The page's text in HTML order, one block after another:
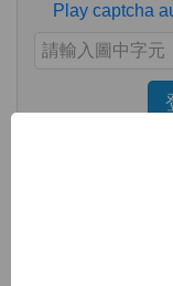
Play captcha
Enter the
借書